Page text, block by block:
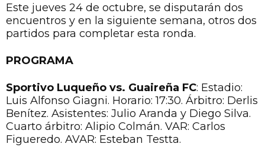
Este jueves 24 de octubre, se disputarán dos
encuentros y en la siguiente semana, otros dos
partidos para completar esta ronda.
PROGRAMA
Sportivo Luqueño vs. Guaireña FC: Estadio:
Luis Alfonso Giagni. Horario: 17:30. Árbitro: Derlis
Benítez. Asistentes: Julio Aranda y Diego Silva.
Cuarto árbitro: Alipio Colmán. VAR: Carlos
Figueredo. AVAR: Esteban Testta.